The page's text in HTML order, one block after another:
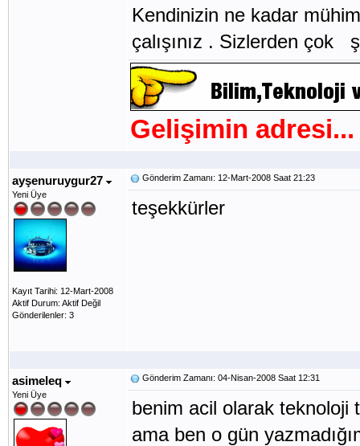
Kendinizin ne kadar
çalışınız . Sizlerden çok
Gelişimin adresi...
ayşenuruygur27
Yeni Üye
Kayıt Tarihi: 12-Mart-2008
Aktif Durum: Aktif Değil
Gönderilenler: 3
Gönderim Zamanı: 12-Mart-2008 Saat 21:23
teşekkürler
asimeleq
Yeni Üye
Gönderim Zamanı: 04-Nisan-2008 Saat 12:31
benim acil olarak teknoloji
ama ben o gün